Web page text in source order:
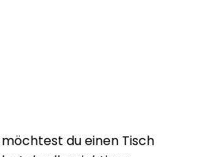
möchtest du einen Tisch